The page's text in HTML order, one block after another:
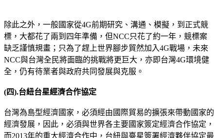
除此之外，一般國家從4G前期研究、溝通、模擬，到正式競
標，大都花了兩到四年準備，但NCC只花了約一年，競標案
缺乏謹慎規畫；只為了趕上世界腳步貿然加入4G戰場，未來
NCC與台灣全民將面臨的挑戰將更巨大，亦即台灣4G環境健
全，仍有待業者與政府共同發展與克服。
(四).台紐台星經濟合作協定
台灣為島型經濟國家，必須經由國際貿易的擴張來帶動國家的
經濟發展，因此，必須與世界各主要國家簽定經濟合作協定，
而2013年的重大經濟合作中，台紐與臺星簽署經濟夥伴協定最